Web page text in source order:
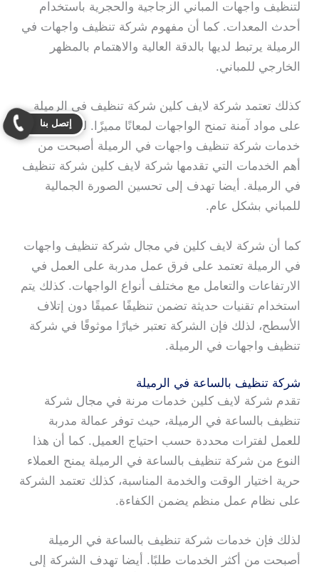
لتنظيف واجهات المباني الزجاجية والحجرية باستخدام
أحدث المعدات. كما أن مفهوم شركة تنظيف واجهات في
الرميلة يرتبط لديها بالدقة العالية والاهتمام بالمظهر
الخارجي للمباني.
كذلك تعتمد شركة لايف كلين شركة تنظيف في الرميلة
على مواد آمنة تمنح الواجهات لمعانًا مميزًا. لذلك فإن
خدمات شركة تنظيف واجهات في الرميلة أصبحت من
أهم الخدمات التي تقدمها شركة لايف كلين شركة تنظيف
في الرميلة. أيضا تهدف إلى تحسين الصورة الجمالية
للمباني بشكل عام.
كما أن شركة لايف كلين في مجال شركة تنظيف واجهات
في الرميلة تعتمد على فرق عمل مدربة على العمل في
الارتفاعات والتعامل مع مختلف أنواع الواجهات. كذلك يتم
استخدام تقنيات حديثة تضمن تنظيفًا عميقًا دون إتلاف
الأسطح، لذلك فإن الشركة تعتبر خيارًا موثوقًا في شركة
تنظيف واجهات في الرميلة.
شركة تنظيف بالساعة في الرميلة
تقدم شركة لايف كلين خدمات مرنة في مجال شركة
تنظيف بالساعة في الرميلة، حيث توفر عمالة مدربة
للعمل لفترات محددة حسب احتياج العميل. كما أن هذا
النوع من شركة تنظيف بالساعة في الرميلة يمنح العملاء
حرية اختيار الوقت والخدمة المناسبة، كذلك تعتمد الشركة
على نظام عمل منظم يضمن الكفاءة.
لذلك فإن خدمات شركة تنظيف بالساعة في الرميلة
أصبحت من أكثر الخدمات طلبًا. أيضا تهدف الشركة إلى
إتصل بنا